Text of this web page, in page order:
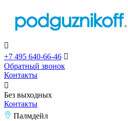

+7 495 640-66-46 
Обратный звонок
Контакты

Без выходных
Контакты
Палмдейл